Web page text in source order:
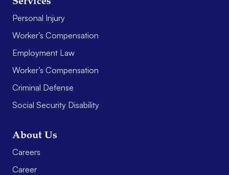
Personal Injury
Worker’s Compensation
Employment Law
Worker’s Compensation
Criminal Defense
Social Security Disability
About Us
Careers
Career